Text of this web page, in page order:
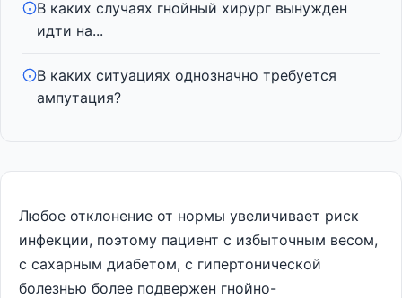
В каких случаях гнойный хирург вынужден
идти на...
В каких ситуациях однозначно требуется
ампутация?
Любое отклонение от нормы увеличивает риск
инфекции, поэтому пациент с избыточным весом,
с сахарным диабетом, с гипертонической
болезнью более подвержен гнойно-